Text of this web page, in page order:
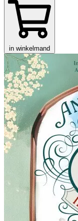
in winkelmand